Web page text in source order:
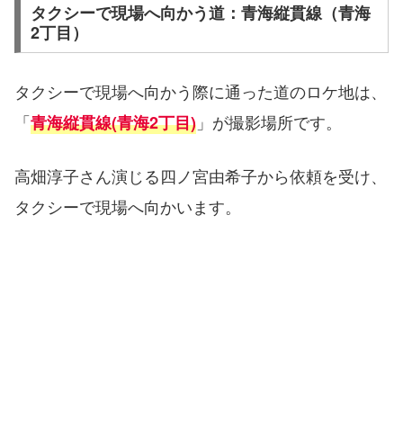
タクシーで現場へ向かう道：青海縦貫線（青海
2丁目）
タクシーで現場へ向かう際に通った道のロケ地は、
「青海縦貫線(青海2丁目) 」が撮影場所です。
高畑淳子さん演じる四ノ宮由希子から依頼を受け、
タクシーで現場へ向かいます。